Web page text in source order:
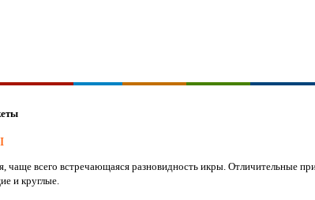
чаще всего встречающаяся разновидность икры. Отличительные
и круглые.